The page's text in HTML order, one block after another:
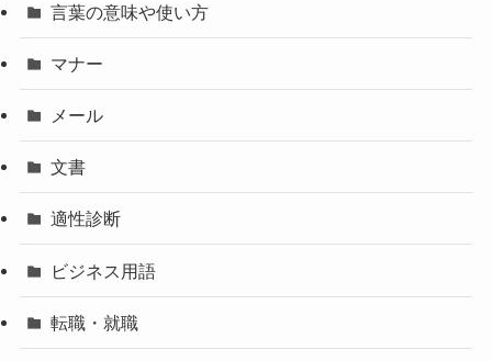
言葉の意味や使い方
マナー
メール
文書
適性診断
ビジネス用語
転職・就職